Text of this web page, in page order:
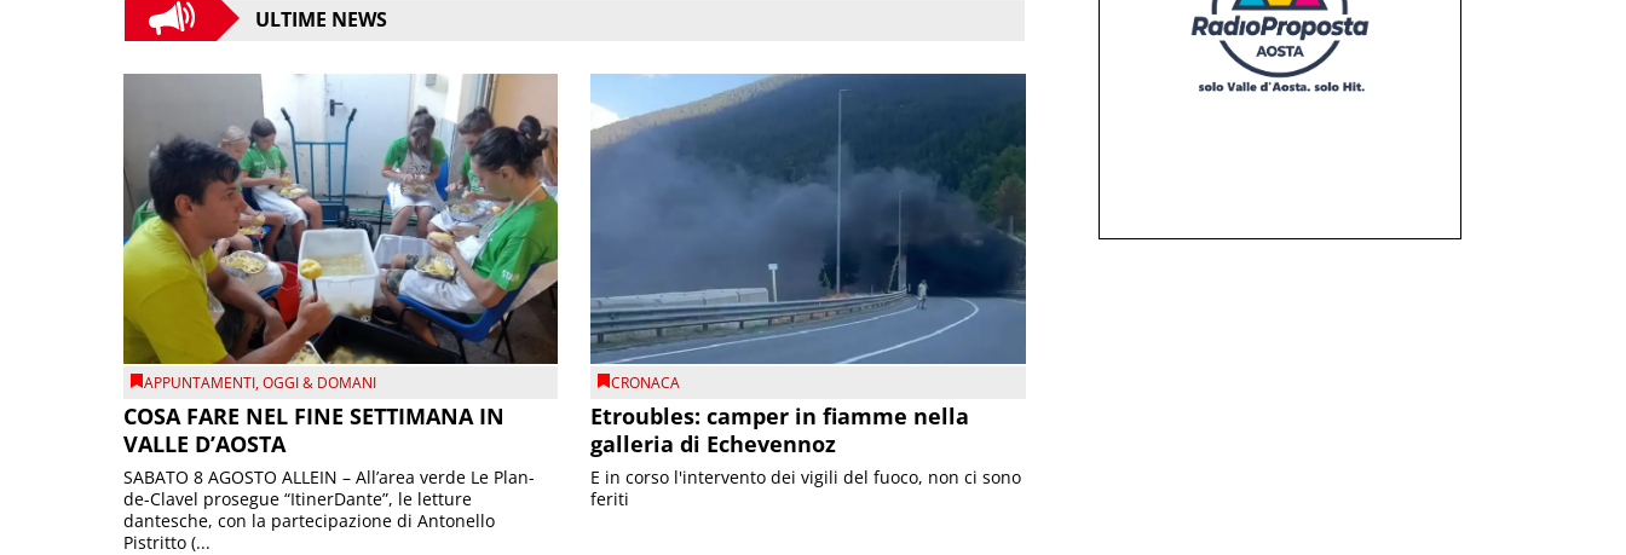
ULTIME NEWS
APPUNTAMENTI,OGGI & DOMANI
COSA FARE NEL FINE SETTIMANA IN
VALLE D’AOSTA
SABATO 8 AGOSTO ALLEIN – All’area verde Le Plan-
de-Clavel prosegue “ItinerDante”, le letture
dantesche, con la partecipazione di Antonello
Pistritto (...
CRONACA
Etroubles: camper in fiamme nella
galleria di Echevennoz
E in corso l'intervento dei vigili del fuoco, non ci sono
feriti